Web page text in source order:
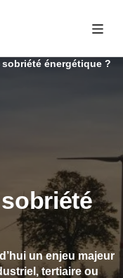
sobriété énergétique ?
un enjeu majeur
tertiaire ou